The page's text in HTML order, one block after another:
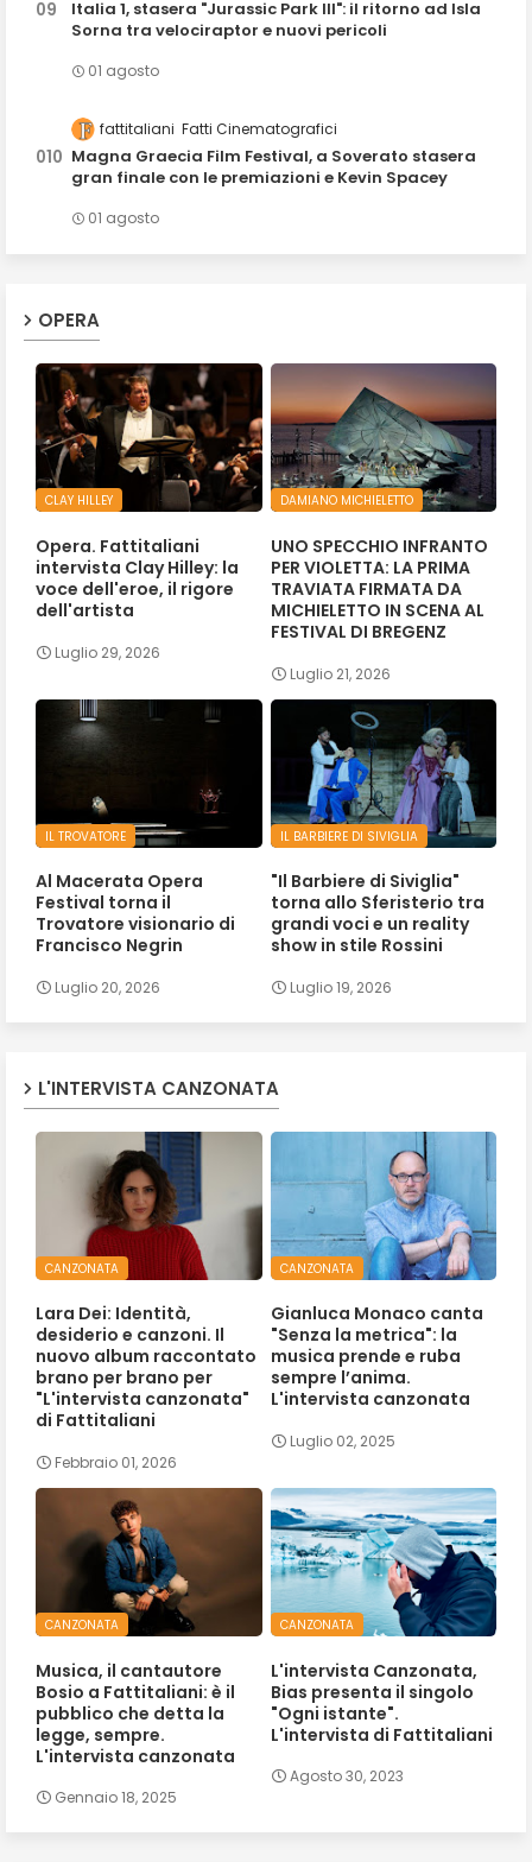
Italia 1, stasera "Jurassic Park III": il ritorno ad Isla
Sorna tra velociraptor e nuovi pericoli
01 agosto
fattitaliani Fatti Cinematografici
Magna Graecia Film Festival, a Soverato stasera
gran finale con le premiazioni e Kevin Spacey
01 agosto
OPERA
CLAY HILLEY
Opera. Fattitaliani
intervista Clay Hilley: la
voce dell'eroe, il rigore
dell'artista
Luglio 29, 2026
DAMIANO MICHIELETTO
UNO SPECCHIO INFRANTO
PER VIOLETTA: LA PRIMA
TRAVIATA FIRMATA DA
MICHIELETTO IN SCENA AL
FESTIVAL DI BREGENZ
Luglio 21, 2026
IL TROVATORE
Al Macerata Opera
Festival torna il
Trovatore visionario di
Francisco Negrin
Luglio 20, 2026
IL BARBIERE DI SIVIGLIA
"Il Barbiere di Siviglia"
torna allo Sferisterio tra
grandi voci e un reality
show in stile Rossini
Luglio 19, 2026
L'INTERVISTA CANZONATA
CANZONATA
Lara Dei: Identità,
desiderio e canzoni. Il
nuovo album raccontato
brano per brano per
"L'intervista canzonata"
di Fattitaliani
Febbraio 01, 2026
CANZONATA
Gianluca Monaco canta
"Senza la metrica": la
musica prende e ruba
sempre l’anima.
L'intervista canzonata
Luglio 02, 2025
CANZONATA
Musica, il cantautore
Bosio a Fattitaliani: è il
pubblico che detta la
legge, sempre.
L'intervista canzonata
Gennaio 18, 2025
CANZONATA
L'intervista Canzonata,
Bias presenta il singolo
"Ogni istante".
L'intervista di Fattitaliani
Agosto 30, 2023